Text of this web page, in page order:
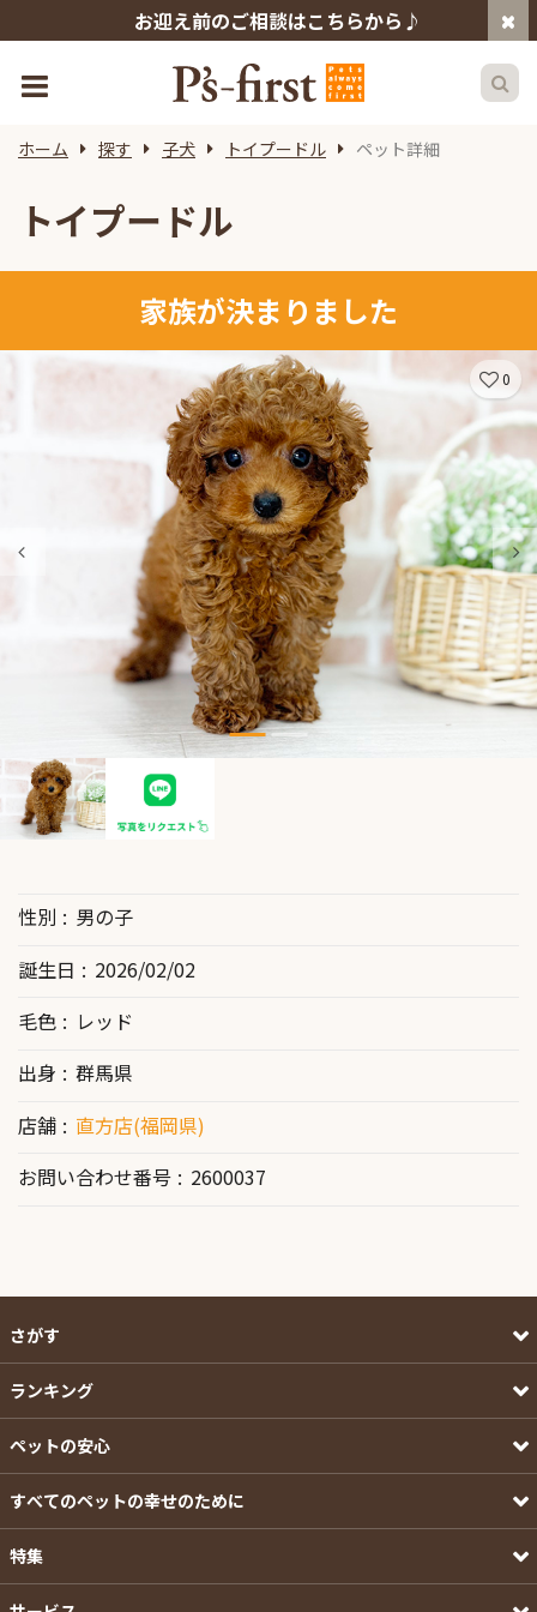
お迎え前のご相談はこちらから♪
ホーム 探す 子犬 トイプードル ペット詳細
トイプードル
家族が決まりました
0
性別
男の子
誕生日
2026/02/02
毛色
レッド
出身
群馬県
店舗
直方店(福岡県)
お問い合わせ番号
2600037
さがす
ランキング
ペットの安心
すべてのペットの幸せのために
特集